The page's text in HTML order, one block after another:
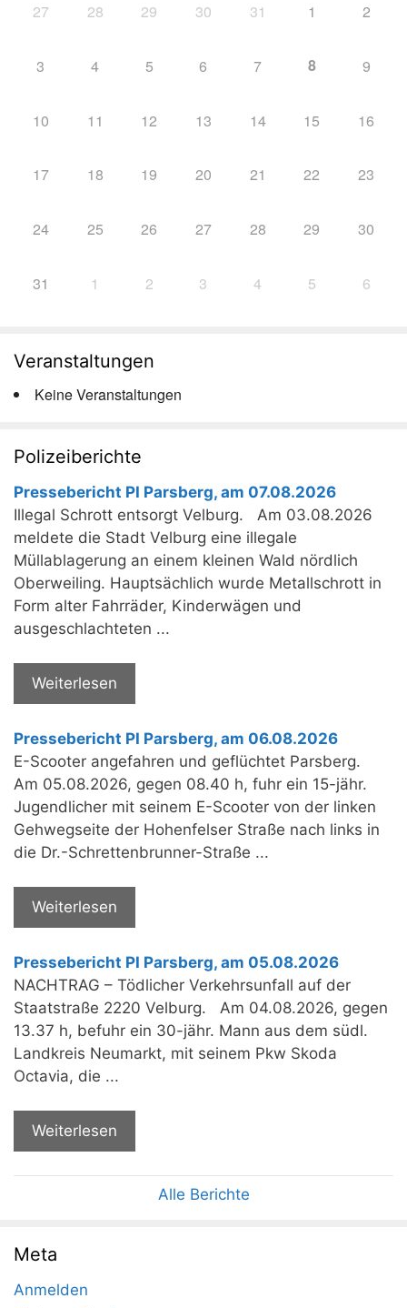
27 28 29 30 31 1 2
3 4 5 6 7 8 9
10 11 12 13 14 15 16
17 18 19 20 21 22 23
24 25 26 27 28 29 30
31 1 2 3 4 5 6
Veranstaltungen
Keine Veranstaltungen
Polizeiberichte
Pressebericht PI Parsberg, am 07.08.2026
Illegal Schrott entsorgt Velburg. Am 03.08.2026
meldete die Stadt Velburg eine illegale
Müllablagerung an einem kleinen Wald nördlich
Oberweiling. Hauptsächlich wurde Metallschrott in
Form alter Fahrräder, Kinderwägen und
ausgeschlachteten ...
Weiterlesen
Pressebericht PI Parsberg, am 06.08.2026
E-Scooter angefahren und geflüchtet Parsberg.
Am 05.08.2026, gegen 08.40 h, fuhr ein 15-jähr.
Jugendlicher mit seinem E-Scooter von der linken
Gehwegseite der Hohenfelser Straße nach links in
die Dr.-Schrettenbrunner-Straße ...
Weiterlesen
Pressebericht PI Parsberg, am 05.08.2026
NACHTRAG – Tödlicher Verkehrsunfall auf der
Staatstraße 2220 Velburg. Am 04.08.2026, gegen
13.37 h, befuhr ein 30-jähr. Mann aus dem südl.
Landkreis Neumarkt, mit seinem Pkw Skoda
Octavia, die ...
Weiterlesen
Alle Berichte
Meta
Anmelden